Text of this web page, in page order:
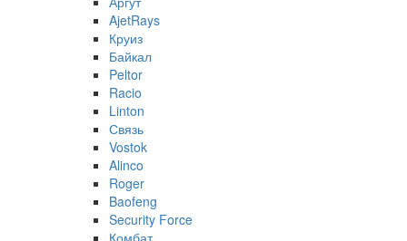
AjetRays
Круиз
Байкал
Peltor
Racio
Linton
Связь
Vostok
Alinco
Roger
Baofeng
Security Force
Комбат